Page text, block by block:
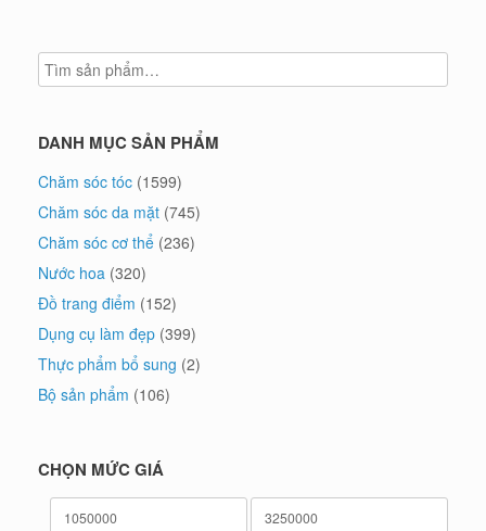
DANH MỤC SẢN PHẨM
Chăm sóc tóc (1599)
Chăm sóc da mặt (745)
Chăm sóc cơ thể (236)
Nước hoa (320)
Đồ trang điểm (152)
Dụng cụ làm đẹp (399)
Thực phẩm bổ sung (2)
Bộ sản phẩm (106)
CHỌN MỨC GIÁ
Giá
Giá